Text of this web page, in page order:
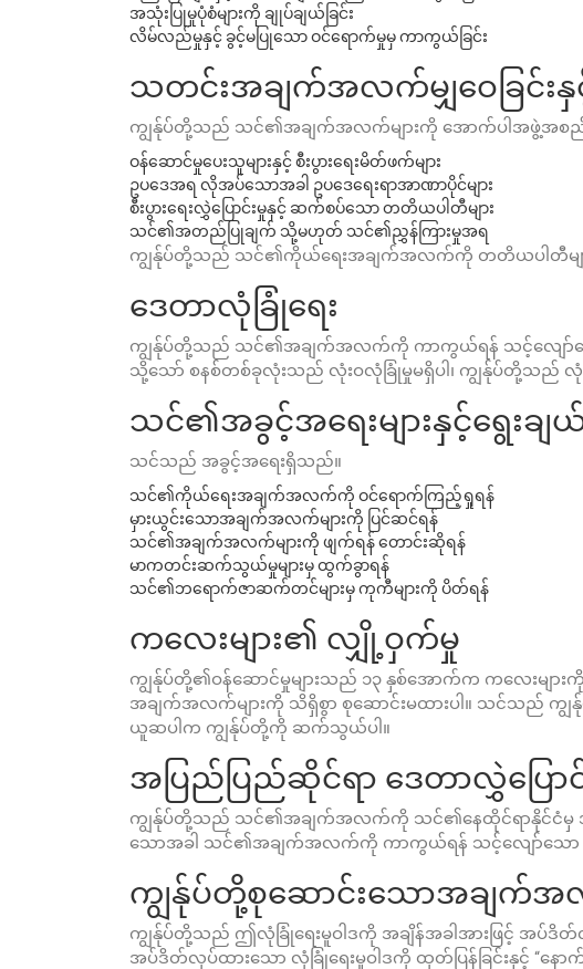
အသုံးပြုမှုပုံစံများကို ချုပ်ချယ်ခြင်း
လိမ်လည်မှုနှင့် ခွင့်မပြုသော ဝင်ရောက်မှုမှ ကာကွယ်ခြင်း
သတင်းအချက်အလက်မျှဝေခြင်းနှင့်
ကျွန်ုပ်တို့သည် သင်၏အချက်အလက်များကို အောက်ပါအဖွဲ့အစည်းမ
ဝန်ဆောင်မှုပေးသူများနှင့် စီးပွားရေးမိတ်ဖက်များ
ဥပဒေအရ လိုအပ်သောအခါ ဥပဒေရေးရာအာဏာပိုင်များ
စီးပွားရေးလွှဲပြောင်းမှုနှင့် ဆက်စပ်သော တတိယပါတီများ
သင်၏အတည်ပြုချက် သို့မဟုတ် သင်၏ညွှန်ကြားမှုအရ
ကျွန်ုပ်တို့သည် သင်၏ကိုယ်ရေးအချက်အလက်ကို တတိယပါတီများထံ
ဒေတာလုံခြုံရေး
ကျွန်ုပ်တို့သည် သင်၏အချက်အလက်ကို ကာကွယ်ရန် သင့်လျော်သေ
သို့သော် စနစ်တစ်ခုလုံးသည် လုံးဝလုံခြုံမှုမရှိပါ၊ ကျွန်ုပ်တို့သည် လုံ
သင်၏အခွင့်အရေးများနှင့်ရွေးချယ်
သင်သည် အခွင့်အရေးရှိသည်။
သင်၏ကိုယ်ရေးအချက်အလက်ကို ဝင်ရောက်ကြည့်ရှုရန်
မှားယွင်းသောအချက်အလက်များကို ပြင်ဆင်ရန်
သင်၏အချက်အလက်များကို ဖျက်ရန် တောင်းဆိုရန်
မာကတင်းဆက်သွယ်မှုများမှ ထွက်ခွာရန်
သင်၏ဘရောက်ဇာဆက်တင်များမှ ကုကီများကို ပိတ်ရန်
ကလေးများ၏ လျှို့ဝှက်မှု
ကျွန်ုပ်တို့၏ဝန်ဆောင်မှုများသည် ၁၃ နှစ်အောက်က ကလေးများ
အချက်အလက်များကို သိရှိစွာ စုဆောင်းမထားပါ။ သင်သည်
ယူဆပါက ကျွန်ုပ်တို့ကို ဆက်သွယ်ပါ။
အပြည်ပြည်ဆိုင်ရာ ဒေတာလွှဲပြောင်း
ကျွန်ုပ်တို့သည် သင်၏အချက်အလက်ကို သင်၏နေထိုင်ရာနိုင်ငံမှ အခ
သောအခါ သင်၏အချက်အလက်ကို ကာကွယ်ရန် သင့်လျော်သော
ကျွန်ုပ်တို့စုဆောင်းသောအချက်အလ
ကျွန်ုပ်တို့သည် ဤလုံခြုံရေးမူဝါဒကို အချိန်အခါအားဖြင့် အပ်ဒိ
အပ်ဒိတ်လုပ်ထားသော လုံခြုံရေးမူဝါဒကို ထုတ်ပြန်ခြင်းနှင့် “န